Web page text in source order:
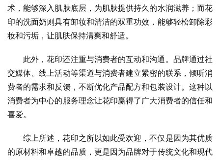
术，能够深入肌肤底层，为肌肤提供持久的水润滋养；而花
印的洗面奶则具有卸妆和清洁的双重功效，能够轻松卸除彩
妆和污垢，让肌肤保持清爽和舒适。
此外，花印还注重与消费者的互动和沟通。品牌通过社
交媒体、线上活动等渠道与消费者建立紧密的联系，倾听消
费者的需求和反馈，不断优化产品配方和包装设计。这种以
消费者为中心的服务理念让花印赢得了广大消费者的信任和
喜爱。
综上所述，花印之所以如此受欢迎，不仅是因为其优质
的原材料和卓越的品质，更是因为品牌对于传统文化和现代